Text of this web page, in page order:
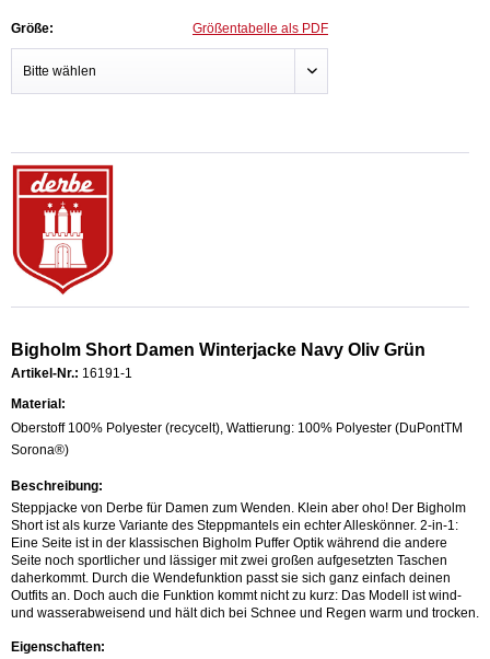
Größe: Größentabelle als PDF
Bigholm Short Damen Winterjacke Navy Oliv Grün
Artikel-Nr.: 16191-1
Material:
Oberstoff 100% Polyester (recycelt), Wattierung: 100% Polyester (DuPontTM
Sorona®)
Beschreibung:
Steppjacke von Derbe für Damen zum Wenden. Klein aber oho! Der Bigholm
Short ist als kurze Variante des Steppmantels ein echter Alleskönner. 2-in-1:
Eine Seite ist in der klassischen Bigholm Puffer Optik während die andere
Seite noch sportlicher und lässiger mit zwei großen aufgesetzten Taschen
daherkommt. Durch die Wendefunktion passt sie sich ganz einfach deinen
Outfits an. Doch auch die Funktion kommt nicht zu kurz: Das Modell ist wind-
und wasserabweisend und hält dich bei Schnee und Regen warm und trocken.
Eigenschaften: